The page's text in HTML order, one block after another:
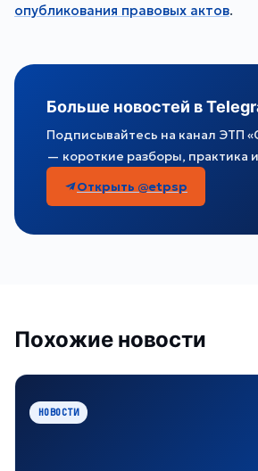
опубликования правовых актов.
Больше новостей в
Подписывайтесь на канал ЭТП
— короткие разборы, практика
Открыть @etpsp
Похожие новости
НОВОСТИ